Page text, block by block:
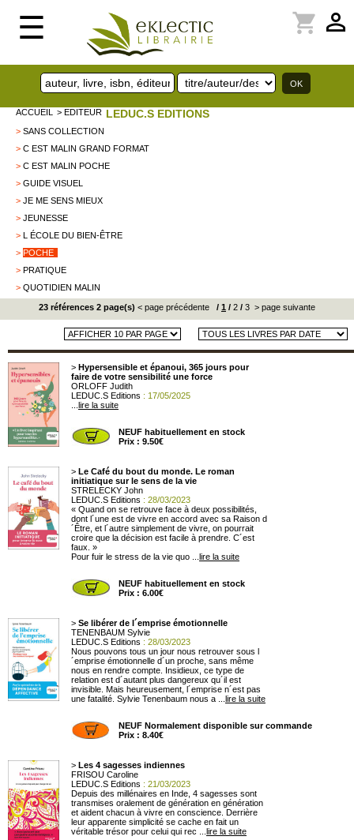
☰ perm_identity
shopping_cart
ACCUEIL > EDITEUR LEDUC.S EDITIONS
> SANS COLLECTION
> C EST MALIN GRAND FORMAT
> C EST MALIN POCHE
> GUIDE VISUEL
> JE ME SENS MIEUX
> JEUNESSE
> L ÉCOLE DU BIEN-ÊTRE
> POCHE
> PRATIQUE
> QUOTIDIEN MALIN
23 références 2 page(s) < page précédente / 1 / 2 / 3 > page suivante
> Hypersensible et épanoui, 365 jours pour
faire de votre sensibilité une force
ORLOFF Judith
LEDUC.S Editions : 17/05/2025
lire la suite
NEUF habituellement en stock
Prix : 9.50€
> Le Café du bout du monde. Le roman
initiatique sur le sens de la vie
STRELECKY John
LEDUC.S Editions : 28/03/2023
« Quand on se retrouve face à deux possibilités,
dont l´une est de vivre en accord avec sa Raison d
´Être, et l´autre simplement de vivre, on pourrait
croire que la décision est facile à prendre. C´est
faux. »
Pour fuir le stress de la vie quo ... lire la suite
NEUF habituellement en stock
Prix : 6.00€
> Se libérer de l´emprise émotionnelle
TENENBAUM Sylvie
LEDUC.S Editions : 28/03/2023
Nous pouvons tous un jour nous retrouver sous l
´emprise émotionnelle d´un proche, sans même
nous en rendre compte. Insidieux, ce type de
relation est d´autant plus dangereux qu´il est
invisible. Mais heureusement, l´emprise n´est pas
une fatalité. Sylvie Tenenbaum nous a ... lire la suite
NEUF Normalement disponible sur commande
Prix : 8.40€
> Les 4 sagesses indiennes
FRISOU Caroline
LEDUC.S Editions : 21/03/2023
Depuis des millénaires en Inde, 4 sagesses sont
transmises oralement de génération en génération
et aident chacun à vivre en conscience. Derrière
leur apparente simplicité se cache en fait un
véritable trésor pour celui qui rec ... lire la suite